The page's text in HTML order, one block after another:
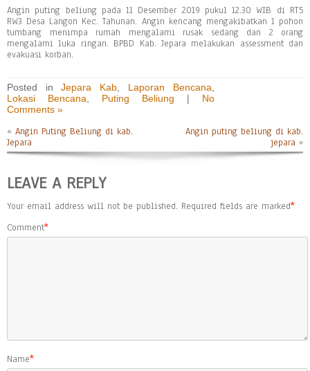
Angin puting beliung pada 11 Desember 2019 pukul 12.30 WIB di RT5
RW3 Desa Langon Kec. Tahunan. Angin kencang mengakibatkan 1 pohon
tumbang menimpa rumah mengalami rusak sedang dan 2 orang
mengalami luka ringan. BPBD Kab. Jepara melakukan assessment dan
evakuasi korban.
Posted inJepara Kab Laporan Bencana
Lokasi Bencana
Puting Beliung | No
Comments »
« Angin Puting Beliung di kab.
Jepara
Angin puting beliung di kab.
jepara »
LEAVE A REPLY
Your email address will not be published. Required fields are marked*
Comment*
Name*